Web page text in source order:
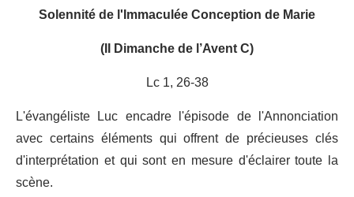
Solennité de l'Immaculée Conception de Marie
(II Dimanche de l’Avent C)
Lc 1, 26-38
L'évangéliste Luc encadre l'épisode de l'Annonciation
avec certains éléments qui offrent de précieuses clés
d'interprétation et qui sont en mesure d'éclairer toute la
scène.